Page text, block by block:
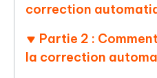
correction
Partie 2 :
la correction